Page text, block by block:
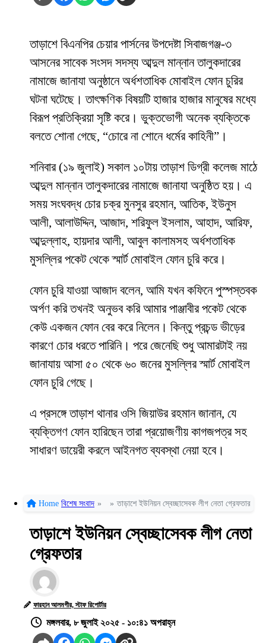
তাড়াশে বিএনপির চেয়ার পার্সনের উপদেষ্টা সিবাজগঞ্জ-৩
আসনের সাবেক সংসদ সদস্য আব্দুল মান্নান তালুকদারের
নামাজে জানাযা অনুষ্ঠানে অর্ধশতাধিক মোবাইল ফোন চুরির
ঘটনা ঘটেছে। তাৎক্ষণিক বিষয়টি হাজার হাজার মানুষের মধ্যে
বিরূপ প্রতিক্রিয়া সৃষ্টি করে। ভুক্তভোগী অনেক ব্যক্তিকে
বলতে শোনা গেছে, “চোরে না শোনে ধর্মের কাহিনী”।
শনিবার (১৯ জুলাই) সকাল ১০টায় তাড়াশ ডিগ্রী কলেজ মাঠে
আব্দুল মান্নান তালুকদারের নামাজে জানাযা অনুষ্ঠিত হয়। এ
সময় সংঘবদ্ধ চোর চক্র মুনসুর রহমান, আতিক, ইউনুস
আলী, আলাউদ্দিন, আজাদ, শরিফুল ইসলাম, আহাদ, আরিফ,
আব্দুল্লাহ, হায়দার আলী, আবুল কালামসহ অর্ধশতাধিক
মুসল্লির পকেট থেকে স্মার্ট মোবাইল ফোন চুরি করে।
ফোন চুরি যাওয়া আজাদ বলেন, আমি যখন কফিনে পুস্পস্তবক
অর্পণ করি তখনই অনুভব করি আমার পাঞ্জাবীর পকেট থেকে
কেউ একজন ফোন বের করে নিলেন। কিন্তু প্রচন্ড ভীড়ের
কারণে চোর ধরতে পারিনি। পরে জেনেছি শুধু আমারটাই নয়
জানাযায় আসা ৫০ থেকে ৬০ জনের মুসল্লির স্মার্ট মোবাইল
ফোন চুরি গেছে।
এ প্রসঙ্গে তাড়াশ থানার ওসি জিয়াউর রহমান জানান, যে
ব্যক্তিগণ ফোন হারিছেন তারা প্রয়োজণীয় কাগজপত্র সহ
সাধারণ ডায়েরী করলে আইনগত ব্যবস্থা নেয়া হবে।
Home বিশেষ সংবাদ » » তাড়াশে ইউনিয়ন স্বেচ্ছাসেবক লীগ নেতা গ্রেফতার
তাড়াশে ইউনিয়ন স্বেচ্ছাসেবক লীগ নেতা
গ্রেফতার
ফারহান আলমগীর, স্টাফ রিপোর্টার
মঙ্গলবার, ৮ জুলাই ২০২৫ - ১০:৪১ অপরাহ্ন